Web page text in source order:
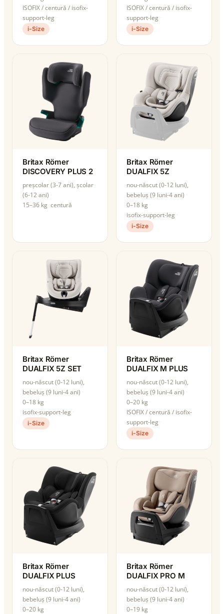
ISOFIX / centură / isofix-
support-leg
i-Size
ISOFIX / centură / isofix-
support-leg
i-Size
Britax Römer
DISCOVERY PLUS 2
preșcolar (3-7 ani), școlar
(6-12 ani)
15–36 kg centură
Britax Römer
DUALFIX 5Z
nou-născut (0-12 luni),
bebeluș (9 luni-4 ani)
0–18 kg
isofix-support-leg
i-Size
Britax Römer
DUALFIX 5Z SET
nou-născut (0-12 luni),
bebeluș (9 luni-4 ani)
0–18 kg
isofix-support-leg
i-Size
Britax Römer
DUALFIX M PLUS
nou-născut (0-12 luni),
bebeluș (9 luni-4 ani)
0–20 kg
ISOFIX / centură / isofix-
support-leg
i-Size
Britax Römer
DUALFIX PLUS
nou-născut (0-12 luni),
bebeluș (9 luni-4 ani)
0–20 kg
Britax Römer
DUALFIX PRO M
nou-născut (0-12 luni),
bebeluș (9 luni-4 ani)
0–19 kg